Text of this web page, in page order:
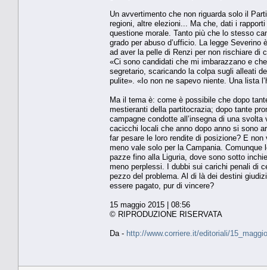
Un avvertimento che non riguarda solo il
regioni, altre elezioni... Ma che, dati i
questione morale. Tanto più che lo stesso
grado per abuso d’ufficio. La legge
ad aver la pelle di Renzi per non rischiare di
«Ci sono candidati che mi imbarazzano e
segretario, scaricando la colpa sugli alleati
pulite». «Io non ne sapevo niente. Una lista
Ma il tema è: come è possibile che dopo
mestieranti della partitocrazia; dopo tante
campagne condotte all’insegna di una
cacicchi locali che anno dopo anno si sono
far pesare le loro rendite di posizione? E
meno vale solo per la Campania.
pazze fino alla Liguria, dove sono sotto
meno perplessi. I dubbi sui carichi penali di
pezzo del problema. Al di là dei destini
essere pagato, pur di vincere?
15 maggio 2015 | 08:56
© RIPRODUZIONE RISERVATA
Da - http://www.corriere.it/editoriali/